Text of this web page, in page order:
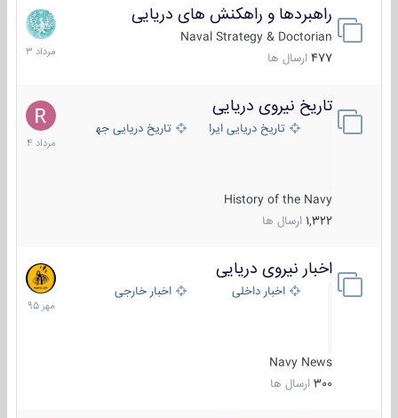
راهبردها و راهکنش های دریایی
Naval Strategy & Doctorian
477 ارسال ها
2
مرداد
1403
تاریخ نیروی دریایی
تاریخ دریایی ایران تاریخ دریایی جهان
History of the Navy
1,322 ارسال ها
16
مرداد
1404
اخبار نیروی دریایی
اخبار داخلی اخبار خارجی
Navy News
300 ارسال ها
27
مهر
1395